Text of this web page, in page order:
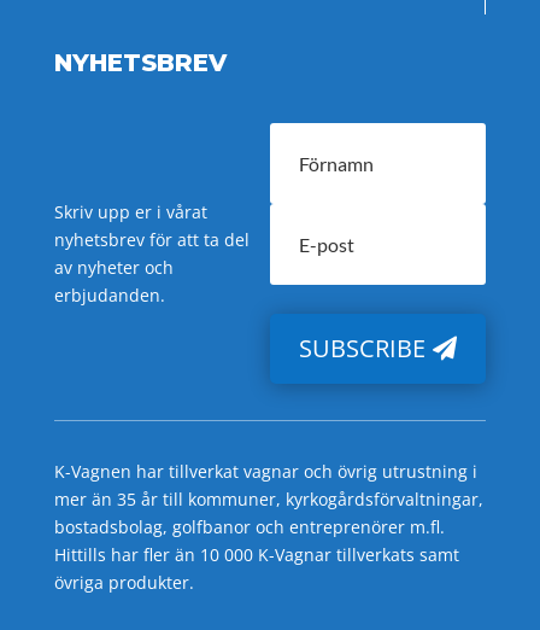
NYHETSBREV
Skriv upp er i vårat
nyhetsbrev för att ta del
av nyheter och
erbjudanden.
SUBSCRIBE
K-Vagnen har tillverkat vagnar och övrig utrustning i
mer än 35 år till kommuner, kyrkogårdsförvaltningar,
bostadsbolag, golfbanor och entreprenörer m.fl.
Hittills har fler än 10 000 K-Vagnar tillverkats samt
övriga produkter.